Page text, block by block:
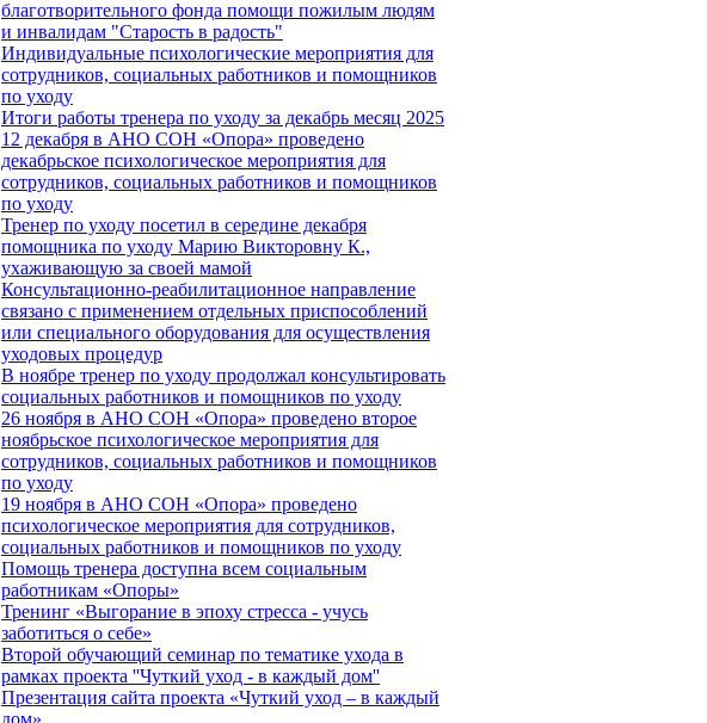
благотворительного фонда помощи пожилым людям
и инвалидам "Старость в радость"
Индивидуальные психологические мероприятия для
сотрудников, социальных работников и помощников
по уходу
Итоги работы тренера по уходу за декабрь месяц 2025
12 декабря в АНО СОН «Опора» проведено
декабрьское психологическое мероприятия для
сотрудников, социальных работников и помощников
по уходу
Тренер по уходу посетил в середине декабря
помощника по уходу Марию Викторовну К.,
ухаживающую за своей мамой
Консультационно-реабилитационное направление
связано с применением отдельных приспособлений
или специального оборудования для осуществления
уходовых процедур
В ноябре тренер по уходу продолжал консультировать
социальных работников и помощников по уходу
26 ноября в АНО СОН «Опора» проведено второе
ноябрьское психологическое мероприятия для
сотрудников, социальных работников и помощников
по уходу
19 ноября в АНО СОН «Опора» проведено
психологическое мероприятия для сотрудников,
социальных работников и помощников по уходу
Помощь тренера доступна всем социальным
работникам «Опоры»
Тренинг «Выгорание в эпоху стресса - учусь
заботиться о себе»
Второй обучающий семинар по тематике ухода в
рамках проекта ''Чуткий уход - в каждый дом''
Презентация сайта проекта «Чуткий уход – в каждый
дом»